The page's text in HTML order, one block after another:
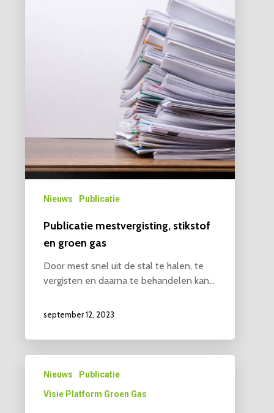
Nieuws Publicatie
Publicatie mestvergisting, stikstof
en groen gas
Door mest snel uit de stal te halen, te
vergisten en daarna te behandelen kan…
september 12, 2023
Nieuws
Publicatie
Visie Platform Groen Gas